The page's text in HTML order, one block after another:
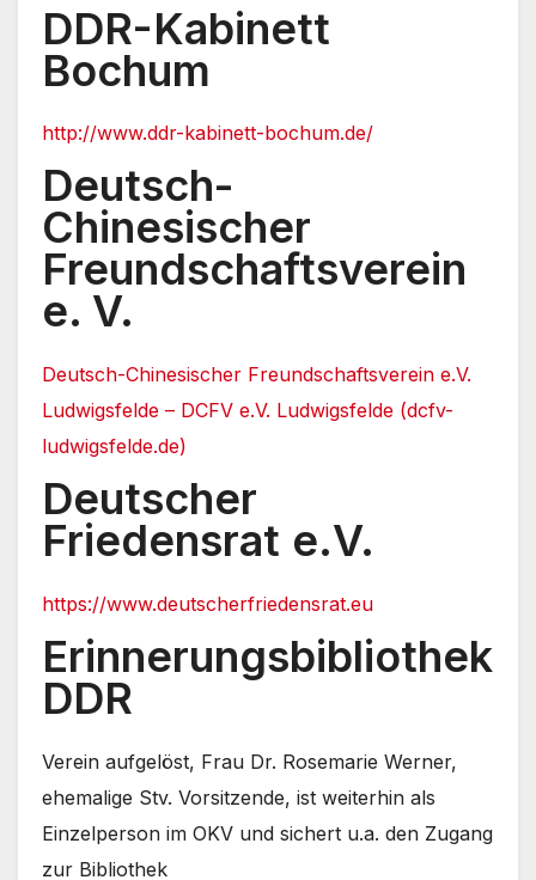
DDR-Kabinett
Bochum
http://www.ddr-kabinett-bochum.de/
Deutsch-
Chinesischer
Freundschaftsverein
e. V.
Deutsch-Chinesischer Freundschaftsverein e.V.
Ludwigsfelde – DCFV e.V. Ludwigsfelde (dcfv-
ludwigsfelde.de)
Deutscher
Friedensrat e.V.
https://www.deutscherfriedensrat.eu
Erinnerungsbibliothek
DDR
Verein aufgelöst, Frau Dr. Rosemarie Werner,
ehemalige Stv. Vorsitzende, ist weiterhin als
Einzelperson im OKV und sichert u.a. den Zugang
zur Bibliothek